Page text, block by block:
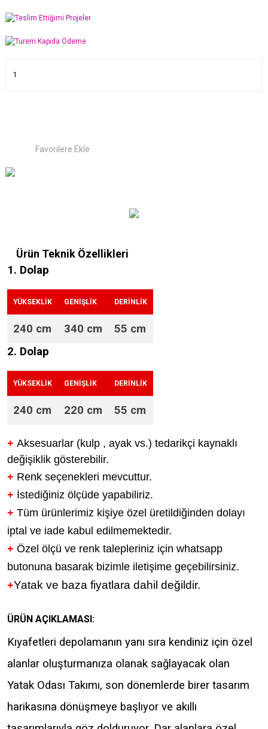
Ürün Teknik Özellikleri
1. Dolap
YÜKSEKLİK GENİŞLİK DERİNLİK
240 cm 340 cm
55 cm
2. Dolap
YÜKSEKLİK GENİŞLİK DERİNLİK
240 cm 220 cm 55 cm
+ Aksesuarlar (kulp , ayak vs.) tedarikçi kaynaklı
değişiklik gösterebilir.
+ Renk seçenekleri mevcuttur.
+ İstediğiniz ölçüde yapabiliriz.
+ Tüm ürünlerimiz kişiye özel üretildiğinden dolayı
iptal ve iade kabul edilmemektedir.
+ Özel ölçü ve renk talepleriniz için whatsapp
butonuna basarak bizimle iletişime geçebilirsiniz.
+Yatak ve baza fiyatlara dahil değildir.
ÜRÜN AÇIKLAMASI:
Kıyafetleri depolamanın yanı sıra kendiniz için özel
alanlar oluşturmanıza olanak sağlayacak olan
Yatak Odası Takımı, son dönemlerde birer tasarım
harikasına dönüşmeye başlıyor ve akıllı